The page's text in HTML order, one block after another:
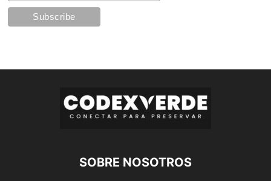
SOBRE NOSOTROS